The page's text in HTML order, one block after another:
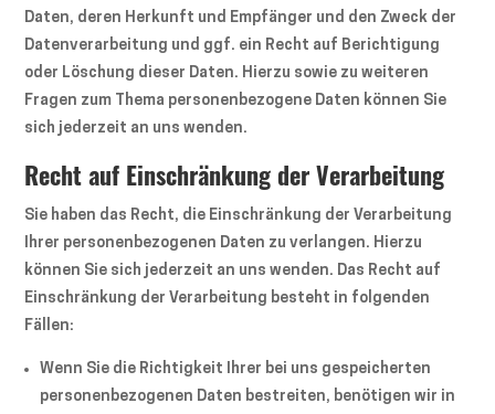
Daten, deren Herkunft und Empfänger und den Zweck der
Datenverarbeitung und ggf. ein Recht auf Berichtigung
oder Löschung dieser Daten. Hierzu sowie zu weiteren
Fragen zum Thema personenbezogene Daten können Sie
sich jederzeit an uns wenden.
Recht auf Einschränkung der Verarbeitung
Sie haben das Recht, die Einschränkung der Verarbeitung
Ihrer personenbezogenen Daten zu verlangen. Hierzu
können Sie sich jederzeit an uns wenden. Das Recht auf
Einschränkung der Verarbeitung besteht in folgenden
Fällen:
Wenn Sie die Richtigkeit Ihrer bei uns gespeicherten
personenbezogenen Daten bestreiten, benötigen wir in